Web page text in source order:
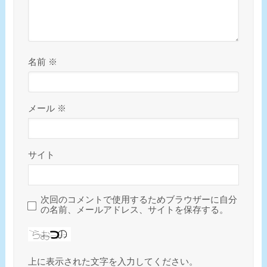
名前 ※
メール ※
サイト
次回のコメントで使用するためブラウザーに自分
の名前、メールアドレス、サイトを保存する。
上に表示された文字を入力してください。